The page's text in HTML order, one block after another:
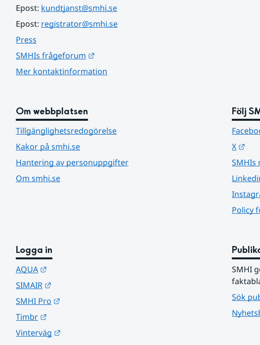
Epost: kundtjanst@smhi.se
Epost: registrator@smhi.se
Press
SMHIs frågeforum
Mer kontaktinformation
Om webbplatsen
Tillgänglighetsredogörelse
Kakor på smhi.se
Hantering av personuppgifter
Om smhi.se
Följ
X
SMHIs
Policy
Logga in
AQUA
SIMAIR
SMHI Pro
Timbr
Vinterväg
SMHI
Sök